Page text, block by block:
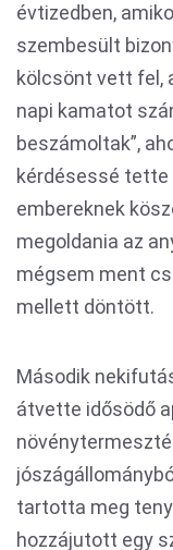
évtizedben,
szembesült
kölcsönt vett fel,
napi kamatot
beszámoltak”,
kérdésessé
embereknek
megoldania az
mégsem ment
mellett döntött.
Második
átvette idősödő
tartotta meg
hozzájutott egy